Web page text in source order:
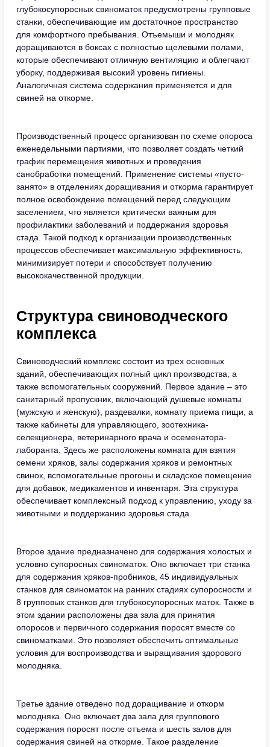
глубокосупоросных свиноматок предусмотрены групповые
станки, обеспечивающие им достаточное пространство
для комфортного пребывания. Отъемыши и молодняк
доращиваются в боксах с полностью щелевыми полами,
которые обеспечивают отличную вентиляцию и облегчают
уборку, поддерживая высокий уровень гигиены.
Аналогичная система содержания применяется и для
свиней на откорме.
Производственный процесс организован по схеме опороса
еженедельными партиями, что позволяет создать четкий
график перемещения животных и проведения
санобработки помещений. Применение системы «пусто-
занято» в отделениях доращивания и откорма гарантирует
полное освобождение помещений перед следующим
заселением, что является критически важным для
профилактики заболеваний и поддержания здоровья
стада. Такой подход к организации производственных
процессов обеспечивает максимальную эффективность,
минимизирует потери и способствует получению
высококачественной продукции.
Структура свиноводческого
комплекса
Свиноводческий комплекс состоит из трех основных
зданий, обеспечивающих полный цикл производства, а
также вспомогательных сооружений. Первое здание – это
санитарный пропускник, включающий душевые комнаты
(мужскую и женскую), раздевалки, комнату приема пищи, а
также кабинеты для управляющего, зоотехника-
селекционера, ветеринарного врача и осеменатора-
лаборанта. Здесь же расположены комната для взятия
семени хряков, залы содержания хряков и ремонтных
свинок, вспомогательные прогоны и складское помещение
для добавок, медикаментов и инвентаря. Эта структура
обеспечивает комплексный подход к управлению, уходу за
животными и поддержанию здоровья стада.
Второе здание предназначено для содержания холостых и
условно супоросных свиноматок. Оно включает три станка
для содержания хряков-пробников, 45 индивидуальных
станков для свиноматок на ранних стадиях супоросности и
8 групповых станков для глубокосупоросных маток. Также в
этом здании расположены два зала для принятия
опоросов и первичного содержания поросят вместе со
свиноматками. Это позволяет обеспечить оптимальные
условия для воспроизводства и выращивания здорового
молодняка.
Третье здание отведено под доращивание и откорм
молодняка. Оно включает два зала для группового
содержания поросят после отъема и шесть залов для
содержания свиней на откорме. Такое разделение